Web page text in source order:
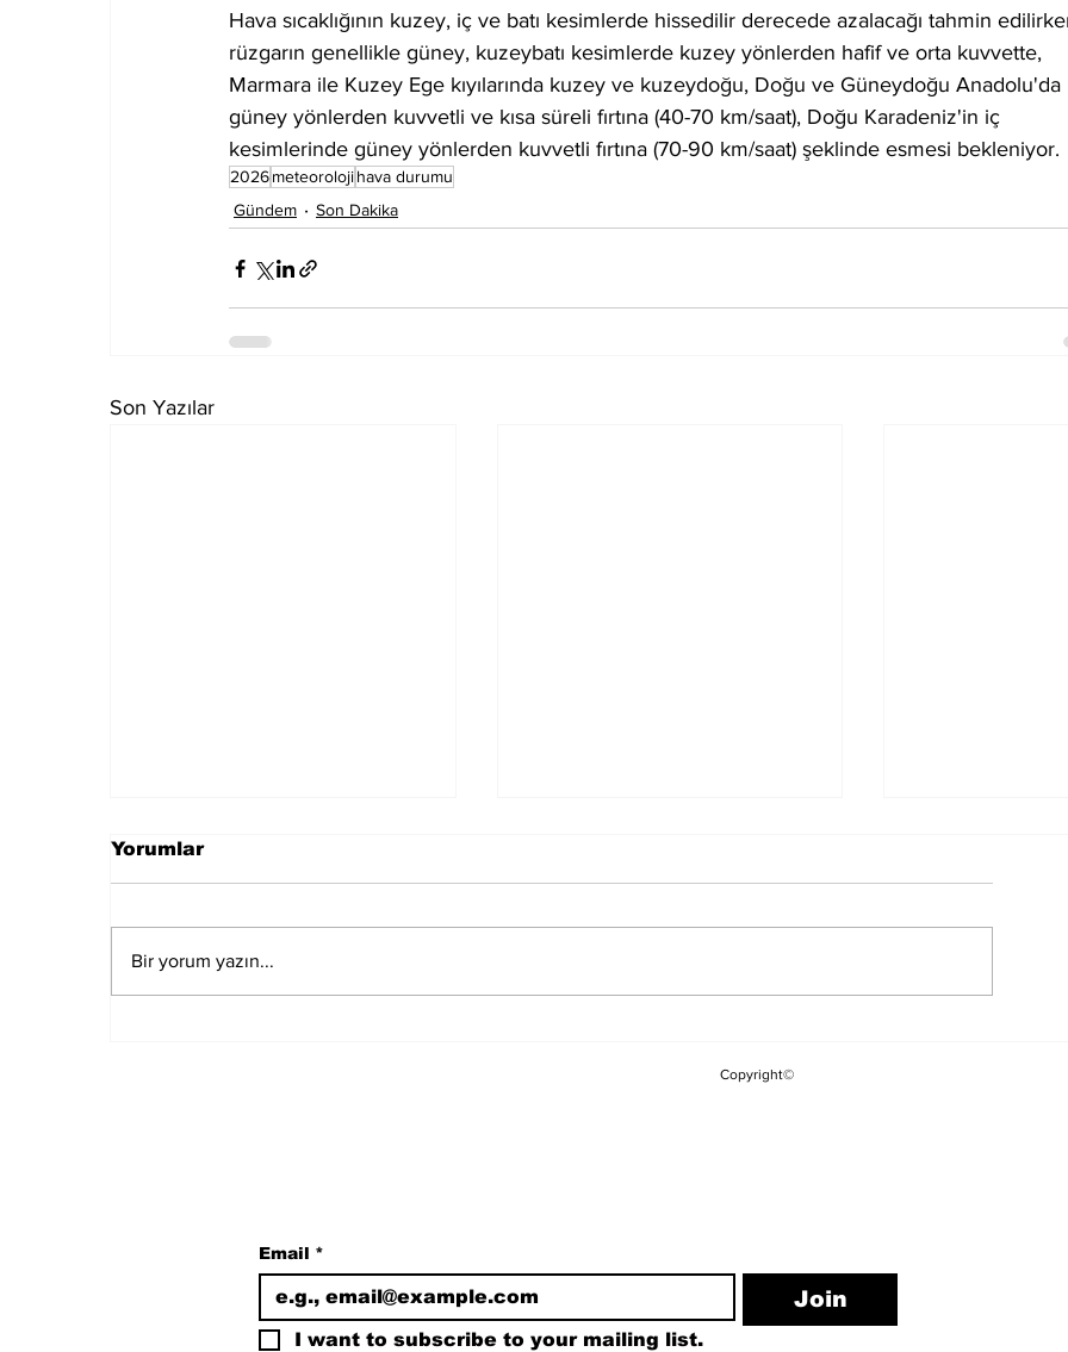
Hava sıcaklığının kuzey, iç ve batı kesimlerde hissedilir derecede azalacağı tahmin
rüzgarın genellikle güney, kuzeybatı kesimlerde kuzey yönlerden hafif ve orta kuvvette,
Marmara ile Kuzey Ege kıyılarında kuzey ve kuzeydoğu, Doğu ve Güneydoğu Anadolu'da
güney yönlerden kuvvetli ve kısa süreli fırtına (40-70 km/saat), Doğu Karadeniz'in iç
kesimlerinde güney yönlerden kuvvetli fırtına (70-90 km/saat) şeklinde esmesi bekleniyor.
2026meteorolojihava durumu
Gündem
Son Dakika
Son Yazılar
Arabistan'da Petrol
Yorumlar
Bir yorum yazın...
Copyright©
Email *
Join
I want to subscribe to your mailing list.